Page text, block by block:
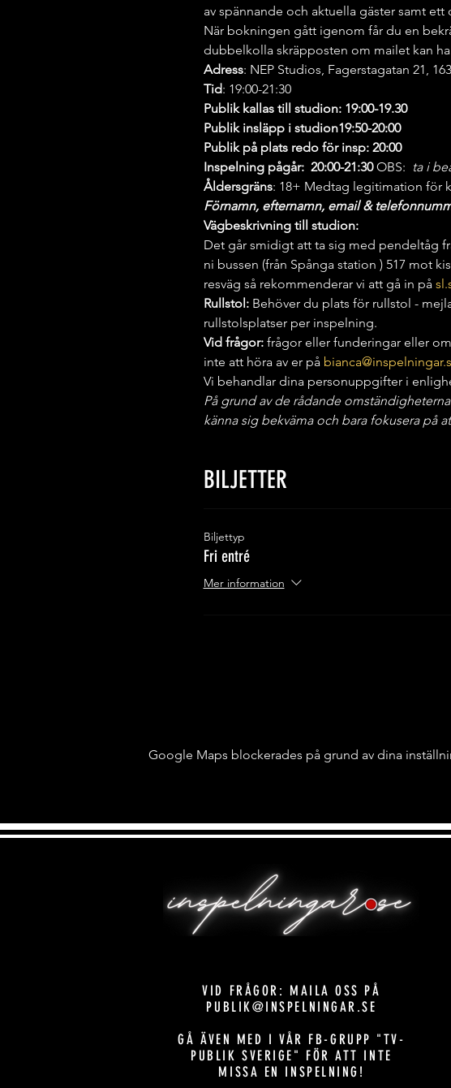
av spännande och aktuella gäster samt
När bokningen gått igenom får du en
dubbelkolla skräpposten om mailet kan
Adress: NEP Studios, Fagerstagatan 21,
Tid: 19:00-21:30
Publik kallas till studion: 19:00-19.30
Publik insläpp i studion19:50-20:00
Publik på plats redo för insp: 20:00
Inspelning pågår:  20:00-21:30 OBS: ta i
Åldersgräns: 18+ Medtag legitimation för
Förnamn, efternamn, email &
Vägbeskrivning till studion:
Det går smidigt att ta sig med pendeltåg
ni bussen (från Spånga station ) 517 mot
resväg så rekommenderar vi att gå in på
Rullstol: Behöver du plats för rullstol -
rullstolsplatser per inspelning.
Vid frågor: frågor eller funderingar eller
inte att höra av er på
Vi behandlar dina personuppgifter i
På grund av de rådande
känna sig bekväma och bara fokusera på
BILJETTER
Biljettyp
Fri entré
Mer information
Google Maps blockerades på grund av dina
VID FRÅGOR: MAILA OSS PÅ
PUBLIK@INSPELNINGAR.SE
GÅ ÄVEN MED I VÅR FB-GRUPP "TV-
PUBLIK SVERIGE" FÖR ATT INTE
MISSA EN INSPELNING!